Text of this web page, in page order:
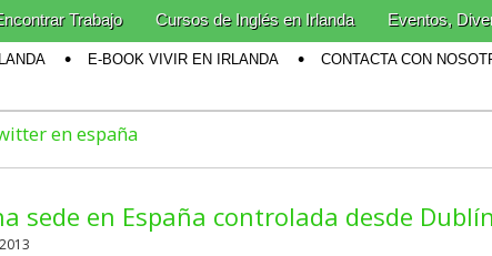
Trabajo Cursos de Inglés en Irlanda Eventos,
E-BOOK VIVIR EN IRLANDA CONTACTA CON
en españa
sede en España controlada desde Dublín